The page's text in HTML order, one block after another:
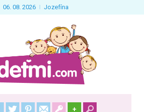
06. 08. 2026 Jozefína
+